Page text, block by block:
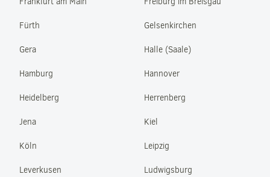
Fürth Gelsenkirchen
Gera Halle (Saale)
Hamburg Hannover
Heidelberg Herrenberg
Jena Kiel
Köln Leipzig
Leverkusen Ludwigsburg